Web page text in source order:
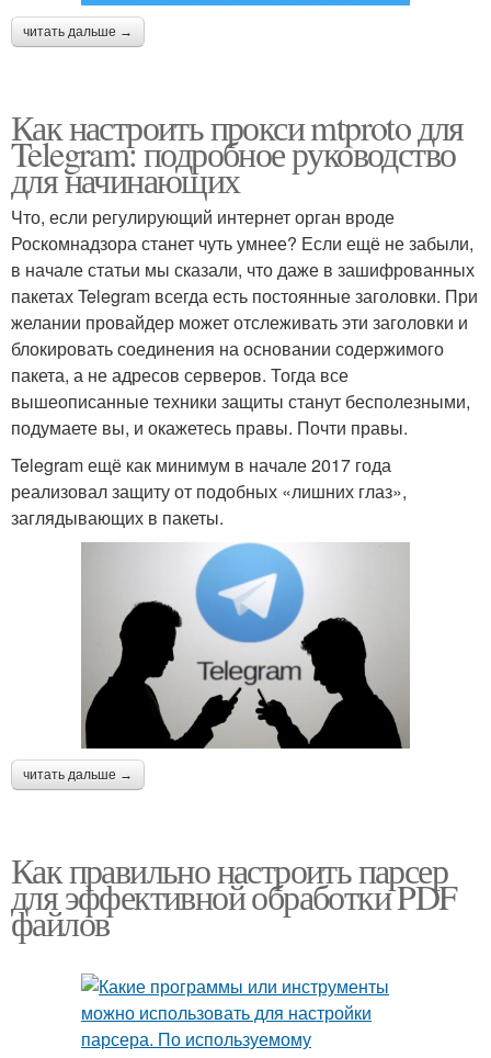
читать дальше →
Как настроить прокси mtproto для
Telegram: подробное руководство
для начинающих
Что, если регулирующий интернет орган вроде
Роскомнадзора станет чуть умнее? Если ещё не забыли,
в начале статьи мы сказали, что даже в зашифрованных
пакетах Telegram всегда есть постоянные заголовки. При
желании провайдер может отслеживать эти заголовки и
блокировать соединения на основании содержимого
пакета, а не адресов серверов. Тогда все
вышеописанные техники защиты станут бесполезными,
подумаете вы, и окажетесь правы. Почти правы.
Telegram ещё как минимум в начале 2017 года
реализовал защиту от подобных «лишних глаз»,
заглядывающих в пакеты.
читать дальше →
Как правильно настроить парсер
для эффективной обработки PDF
файлов